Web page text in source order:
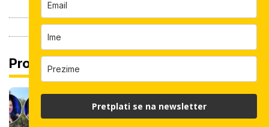
Pročitaj još
Ovo je 5 mana života u studentskom
domu na koje se svaki brucoš mora
naviknuti
Pretplati se na newsletter